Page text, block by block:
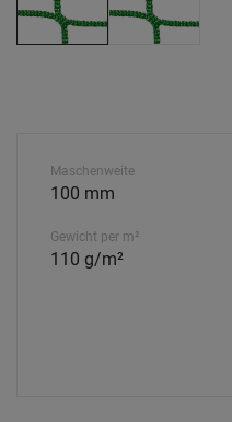
Maschenweite
100 mm
Gewicht per m²
110 g/m²